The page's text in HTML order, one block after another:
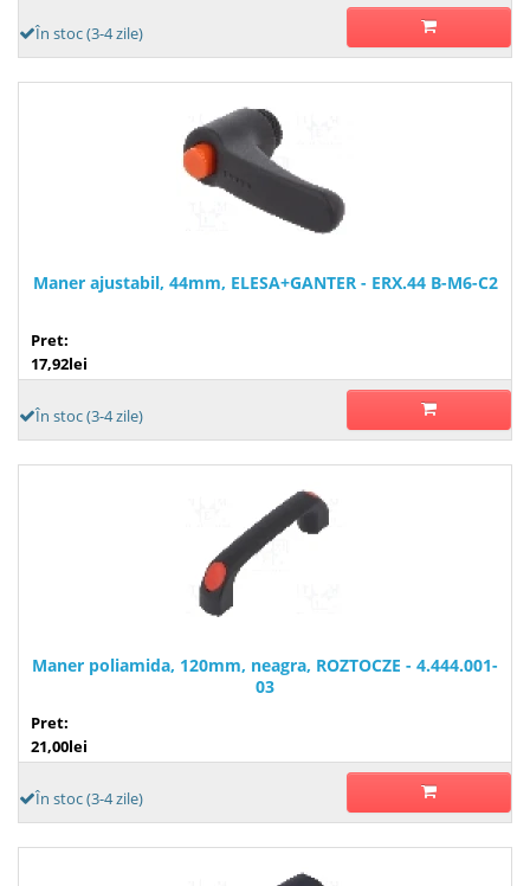
În stoc (3-4 zile)
Maner ajustabil, 44mm, ELESA+GANTER - ERX.44 B-M6-C2
Pret:
17,92lei
În stoc (3-4 zile)
Maner poliamida, 120mm, neagra, ROZTOCZE - 4.444.001-
03
Pret:
21,00lei
În stoc (3-4 zile)